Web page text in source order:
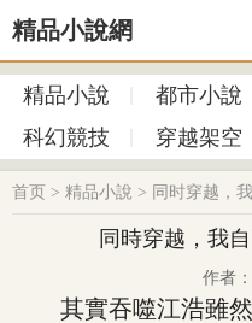
精品小說網
精品小說 都市小說
科幻競技
穿越架空
首页 > 精品小說 > 同时穿越，
同時穿越，我
作者
其實吞噬江浩雖然